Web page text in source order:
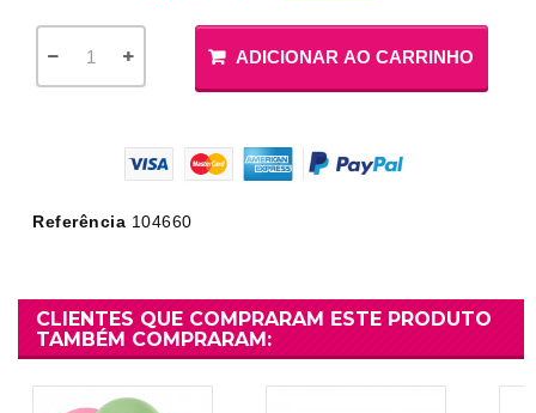
ADICIONAR AO CARRINHO
Referência 104660
CLIENTES QUE COMPRARAM ESTE PRODUTO
TAMBÉM COMPRARAM: